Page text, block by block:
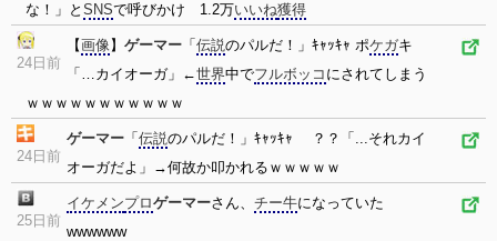
な！」と SNSで呼びかけ 1.2万いいね獲得
24日前
【画像】 ゲーマー 「 伝説のパルだ！」ｷｬｯｷｬ ポケガキ
「…カイオーガ」←世界中でフルボッコ にされてしまう
ｗｗｗｗｗｗｗｗｗｗｗ
24日前
ゲーマー 「 伝説のパルだ！」ｷｬｯｷｬ ？？「...それカイ
オーガだよ」→何故か叩かれるｗｗｗｗｗ
25日前
イケメンプロゲーマーさん、 チー牛になっていた
wwwwww